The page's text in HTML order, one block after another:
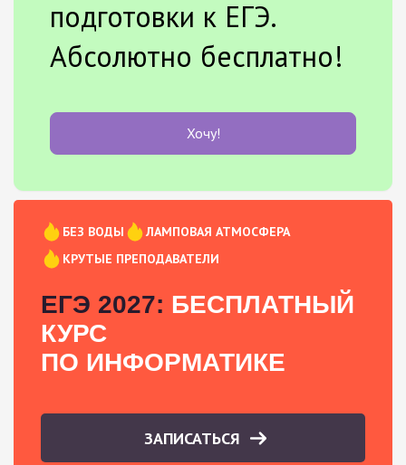
подготовки к ЕГЭ.
Абсолютно бесплатно!
Хочу!
БЕЗ ВОДЫ
ЛАМПОВАЯ АТМОСФЕРА
КРУТЫЕ ПРЕПОДАВАТЕЛИ
ЕГЭ 2027: БЕСПЛАТНЫЙ
КУРС
ПО ИНФОРМАТИКЕ
ЗАПИСАТЬСЯ